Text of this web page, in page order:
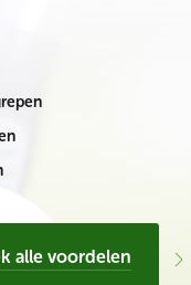
alle voordelen